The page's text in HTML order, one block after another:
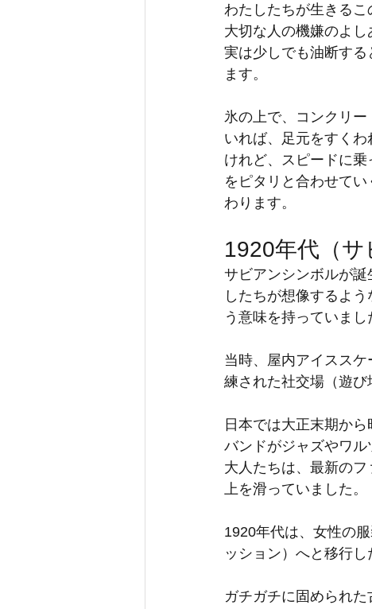
わたしたちが生きるこ
大切な人の機嫌のよ
実は少しでも油断する
ます。
氷の上で、コンクリ
いれば、足元をすくわ
けれど、スピードに
をピタリと合わせて
わります。
1920年代（
サビアンシンボルが
したちが想像するよ
う意味を持っていまし
当時、屋内アイスス
練された社交場（遊び
日本では大正末期か
バンドがジャズやワル
大人たちは、最新の
上を滑っていました。
1920年代は、女性の
ッション）へと移行し
ガチガチに固められ